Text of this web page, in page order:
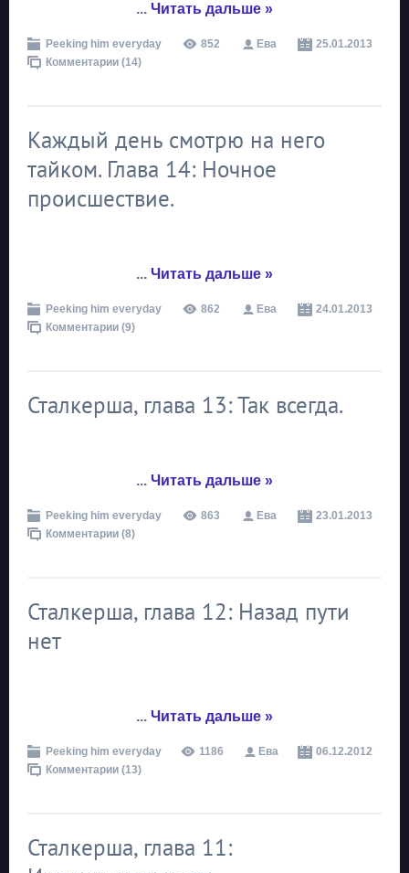
... Читать дальше »
Peeking him everyday 852 Ева
25.01.2013
Комментарии (14)
Каждый день смотрю на него
тайком. Глава 14: Ночное
происшествие.
... Читать дальше »
Peeking him everyday 862 Ева
24.01.2013
Комментарии (9)
Сталкерша, глава 13: Так всегда.
... Читать дальше »
Peeking him everyday 863 Ева
23.01.2013
Комментарии (8)
Сталкерша, глава 12: Назад пути
нет
... Читать дальше »
Peeking him everyday 1186 Ева
06.12.2012
Комментарии (13)
Сталкерша, глава 11: